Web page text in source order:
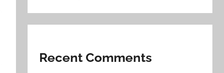
Recent Comments